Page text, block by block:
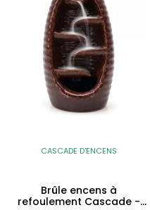
CASCADE D'ENCENS
Brûle encens à
refoulement Cascade -